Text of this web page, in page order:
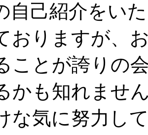
己紹介をい
おりますが、
ことが誇りの
かも知れませ
な気に努力し